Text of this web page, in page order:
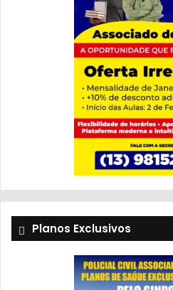
Planos Exclusivos